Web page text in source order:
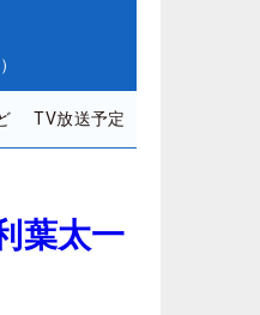
TV放送予定
葉太一